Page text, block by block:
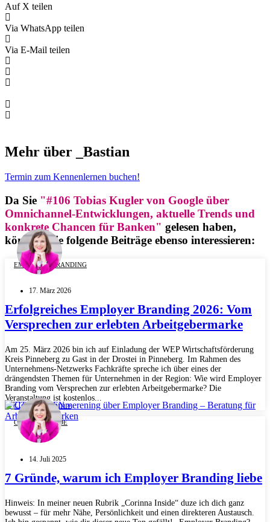
Auf X teilen
Via WhatsApp teilen
Via E-Mail teilen
Mehr über _Bastian
Termin zum Kennenlernen buchen!
Da Sie "#106 Tobias Kugler von Google über
Omnichannel-Entwicklungen, aktuelle Trends und
konkrete Chancen für Banken" gelesen haben,
könnten Sie folgende Beiträge ebenso interessieren:
EMPLOYER BRANDING
17. März 2026
Erfolgreiches Employer Branding 2026: Vom
Versprechen zur erlebten Arbeitgebermarke
Am 25. März 2026 bin ich auf Einladung der WEP Wirtschaftsförderung
Kreis Pinneberg zu Gast in der Drostei in Pinneberg. Im Rahmen des
Unternehmens-Netzwerks Fachkräfte spreche ich über eines der
drängendsten Themen für Unternehmen in der Region: Wie wird Employer
Branding vom Versprechen zur erlebten Arbeitgebermarke? Die
Veranstaltung ist kostenlos...
WEITERLESEN »
CORINNA INSIDE
14. Juli 2025
7 Gründe, warum ich Employer Branding liebe
Hinweis: In meiner neuen Rubrik „Corinna Inside“ duze ich dich ganz
bewusst – für mehr Nähe, Persönlichkeit und einen direkteren Austausch.